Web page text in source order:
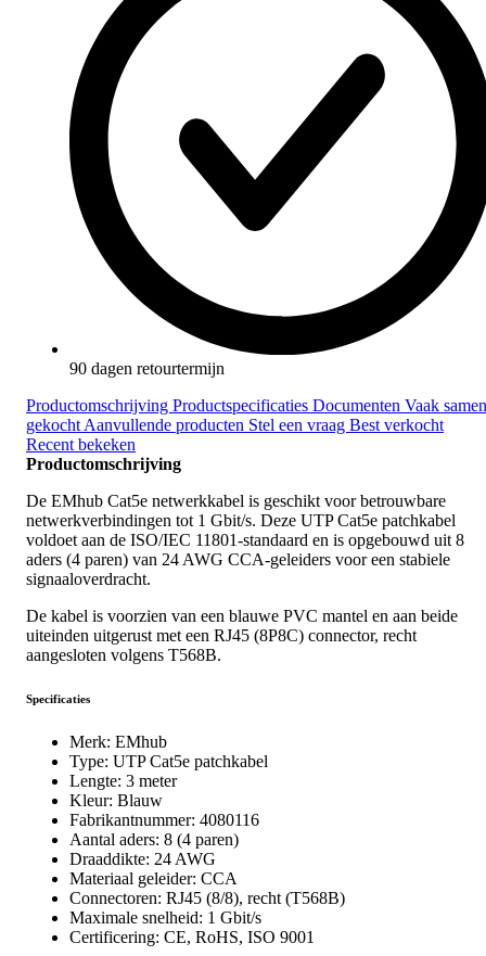
90 dagen retourtermijn
Productomschrijving Productspecificaties Documenten Vaak samen
gekocht Aanvullende producten Stel een vraag Best verkocht
Recent bekeken
Productomschrijving
De EMhub Cat5e netwerkkabel is geschikt voor betrouwbare
netwerkverbindingen tot 1 Gbit/s. Deze UTP Cat5e patchkabel
voldoet aan de ISO/IEC 11801-standaard en is opgebouwd uit 8
aders (4 paren) van 24 AWG CCA-geleiders voor een stabiele
signaaloverdracht.
De kabel is voorzien van een blauwe PVC mantel en aan beide
uiteinden uitgerust met een RJ45 (8P8C) connector, recht
aangesloten volgens T568B.
Specificaties
Merk: EMhub
Type: UTP Cat5e patchkabel
Lengte: 3 meter
Kleur: Blauw
Fabrikantnummer: 4080116
Aantal aders: 8 (4 paren)
Draaddikte: 24 AWG
Materiaal geleider: CCA
Connectoren: RJ45 (8/8), recht (T568B)
Maximale snelheid: 1 Gbit/s
Certificering: CE, RoHS, ISO 9001